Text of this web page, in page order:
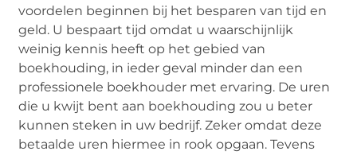
voordelen beginnen bij het besparen van tijd en
geld. U bespaart tijd omdat u waarschijnlijk
weinig kennis heeft op het gebied van
boekhouding, in ieder geval minder dan een
professionele boekhouder met ervaring. De uren
die u kwijt bent aan boekhouding zou u beter
kunnen steken in uw bedrijf. Zeker omdat deze
betaalde uren hiermee in rook opgaan. Tevens